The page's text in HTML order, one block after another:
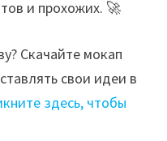
и прохожих. 🚀
Скачайте мокап
свои идеи в
здесь, чтобы